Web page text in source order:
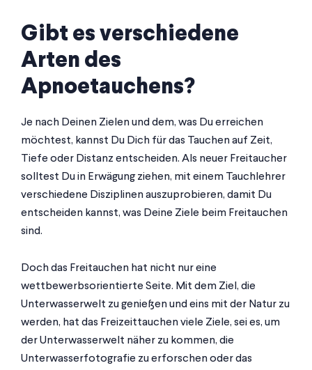
Gibt es verschiedene
Arten des
Apnoetauchens?
Je nach Deinen Zielen und dem, was Du erreichen
möchtest, kannst Du Dich für das Tauchen auf Zeit,
Tiefe oder Distanz entscheiden. Als neuer Freitaucher
solltest Du in Erwägung ziehen, mit einem Tauchlehrer
verschiedene Disziplinen auszuprobieren, damit Du
entscheiden kannst, was Deine Ziele beim Freitauchen
sind.
Doch das Freitauchen hat nicht nur eine
wettbewerbsorientierte Seite. Mit dem Ziel, die
Unterwasserwelt zu genießen und eins mit der Natur zu
werden, hat das Freizeittauchen viele Ziele, sei es, um
der Unterwasserwelt näher zu kommen, die
Unterwasserfotografie zu erforschen oder das